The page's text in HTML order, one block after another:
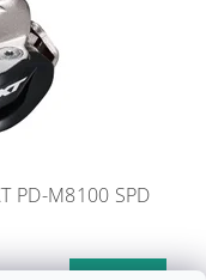
PD-M8100 SPD